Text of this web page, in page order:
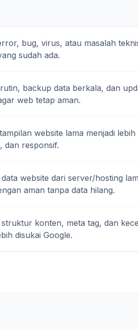
bug, virus, atau masalah
sudah ada.
backup data berkala, dan
web tetap aman.
website lama menjadi lebih
dan responsif.
website dari server/hosting
aman tanpa data hilang.
konten, meta tag, dan
disukai Google.